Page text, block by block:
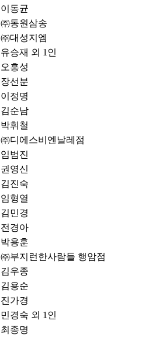
이동균
㈜동원삼송
㈜대성지엠
유승재 외 1인
오흥성
장선분
이정명
김순남
박휘철
㈜디에스비엔날레점
임범진
권영신
김진숙
임형열
김민경
전경아
박용훈
㈜부지런한사람들 행암점
김우종
김용순
진가경
민경숙 외 1인
최종명